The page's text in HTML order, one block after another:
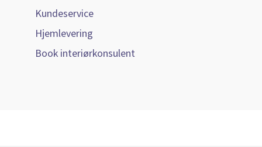
Kundeservice
Hjemlevering
Book interiørkonsulent